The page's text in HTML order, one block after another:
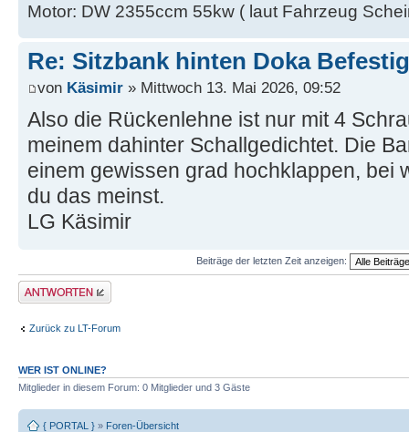
Motor: DW 2355ccm 55kw ( laut Fahrzeug
Re: Sitzbank hinten Doka
von Käsimir » Mittwoch 13. Mai 2026, 09:52
Also die Rückenlehne ist nur mit 4
meinem dahinter Schallgedichtet. Die
einem gewissen grad hochklappen, bei
du das meinst.
LG Käsimir
Beiträge der letzten Zeit anzeigen:
Antwort erstellen
Zurück zu LT-Forum
WER IST ONLINE?
Mitglieder in diesem Forum: 0 Mitglieder und 3 Gäste
{ PORTAL } » Foren-Übersicht